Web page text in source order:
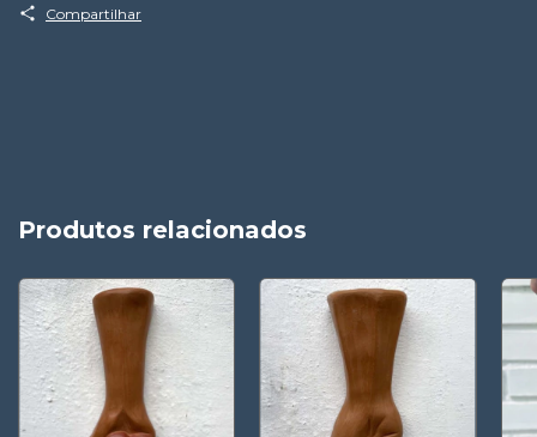
Compartilhar
Produtos relacionados